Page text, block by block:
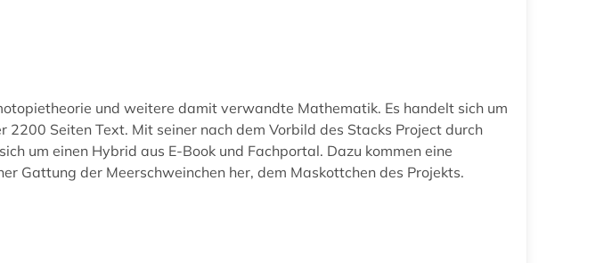
und weitere damit verwandte Mathematik. Es handelt sich um
Seiten Text. Mit seiner nach dem Vorbild des Stacks Project durch
um einen Hybrid aus E-Book und Fachportal. Dazu kommen eine
Gattung der Meerschweinchen her, dem Maskottchen des Projekts.